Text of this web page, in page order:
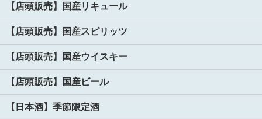
【店頭販売】国産リキュール
【店頭販売】国産スピリッツ
【店頭販売】国産ウイスキー
【店頭販売】国産ビール
【日本酒】季節限定酒